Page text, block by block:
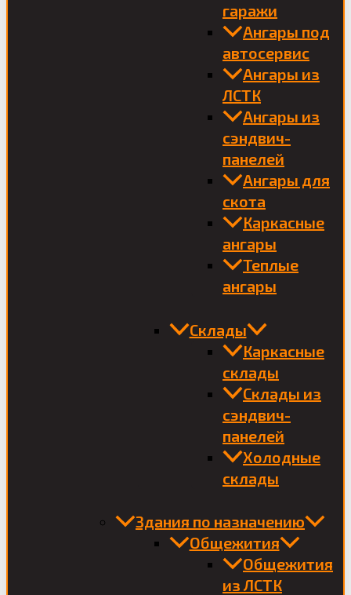
гаражи
Ангары под
автосервис
Ангары из
ЛСТК
Ангары из
сэндвич-
панелей
Ангары для
скота
Каркасные
ангары
Теплые
ангары
Склады
Каркасные
склады
Склады из
сэндвич-
панелей
Холодные
склады
Здания по назначению
Общежития
Общежития
из ЛСТК